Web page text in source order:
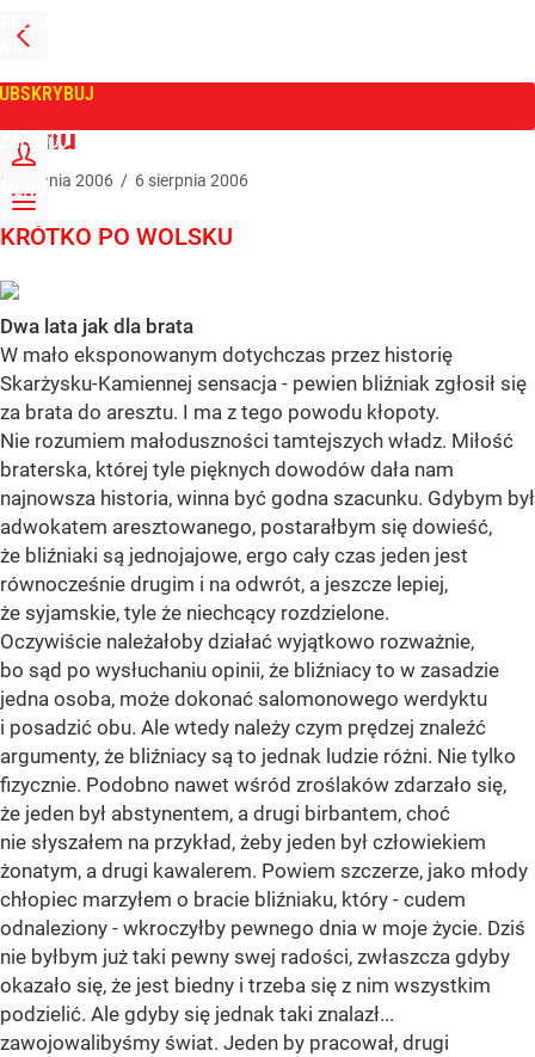
PRZEJDŹ
NA
GŁÓWNĄ
ZALOGUJ
MENU
Tygodnik Wprost
Menu
6 sierpnia 2006 / 6 sierpnia 2006
KRÓTKO PO WOLSKU
Dwa lata jak dla brata
W mało eksponowanym dotychczas przez historię
Skarżysku-Kamiennej sensacja - pewien bliźniak zgłosił się
za brata do aresztu. I ma z tego powodu kłopoty.
Nie rozumiem małoduszności tamtejszych władz. Miłość
braterska, której tyle pięknych dowodów dała nam
najnowsza historia, winna być godna szacunku. Gdybym był
adwokatem aresztowanego, postarałbym się dowieść,
że bliźniaki są jednojajowe, ergo cały czas jeden jest
równocześnie drugim i na odwrót, a jeszcze lepiej,
że syjamskie, tyle że niechcący rozdzielone.
Oczywiście należałoby działać wyjątkowo rozważnie,
bo sąd po wysłuchaniu opinii, że bliźniacy to w zasadzie
jedna osoba, może dokonać salomonowego werdyktu
i posadzić obu. Ale wtedy należy czym prędzej znaleźć
argumenty, że bliźniacy są to jednak ludzie różni. Nie tylko
fizycznie. Podobno nawet wśród zroślaków zdarzało się,
że jeden był abstynentem, a drugi birbantem, choć
nie słyszałem na przykład, żeby jeden był człowiekiem
żonatym, a drugi kawalerem. Powiem szczerze, jako młody
chłopiec marzyłem o bracie bliźniaku, który - cudem
odnaleziony - wkroczyłby pewnego dnia w moje życie. Dziś
nie byłbym już taki pewny swej radości, zwłaszcza gdyby
okazało się, że jest biedny i trzeba się z nim wszystkim
podzielić. Ale gdyby się jednak taki znalazł...
zawojowalibyśmy świat. Jeden by pracował, drugi